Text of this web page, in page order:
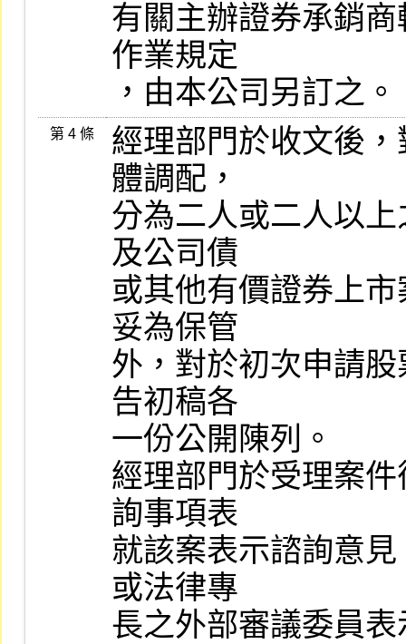
有關主辦證券承銷
作業規定
，由本公司另訂之。
第 4 條
經理部門於收文後
體調配，
分為二人或二人以
及公司債
或其他有價證券上
妥為保管
外，對於初次申請
告初稿各
一份公開陳列。
經理部門於受理案
詢事項表
就該案表示諮詢意
或法律專
長之外部審議委員